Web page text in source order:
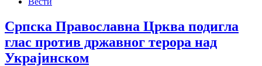
Српска Православна Црква подигла
глас против државног терора над
Украјинском